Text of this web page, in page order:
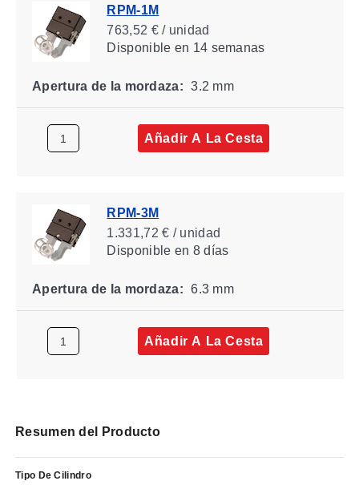
RPM-1M
763,52 € / unidad
Disponibleen 14 semanas
Apertura de la mordaza: 3.2 mm
Añadir A La Cesta
RPM-3M
1.331,72 € / unidad
Disponibleen 8 días
Apertura de la mordaza: 6.3 mm
Añadir A La Cesta
Resumen del Producto
Tipo De Cilindro